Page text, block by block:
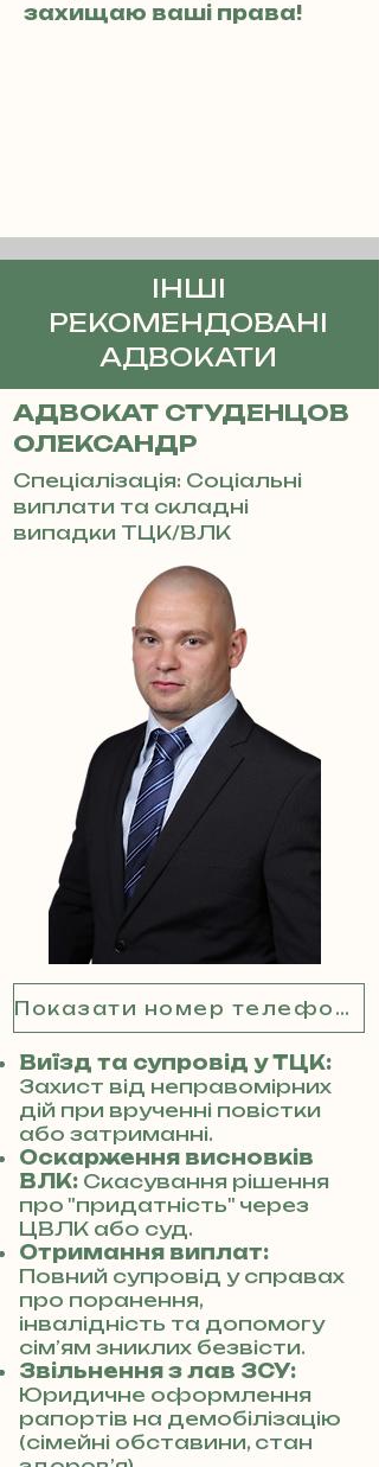
захищаю ваші права!
ІНШІ
РЕКОМЕНДОВАНІ
АДВОКАТИ
АДВОКАТ СТУДЕНЦОВ
ОЛЕКСАНДР
Спеціалізація: Соціальні
виплати та складні
випадки ТЦК/ВЛК
Показати номер телефону
Виїзд та супровід у ТЦК:
Захист від неправомірних
дій при врученні повістки
або затриманні.
Оскарження висновків
ВЛК: Скасування рішення
про "придатність" через
ЦВЛК або суд.
Отримання виплат:
Повний супровід у справах
про поранення,
інвалідність та допомогу
сім’ям зниклих безвісти.
Звільнення з лав ЗСУ:
Юридичне оформлення
рапортів на демобілізацію
(сімейні обставини, стан